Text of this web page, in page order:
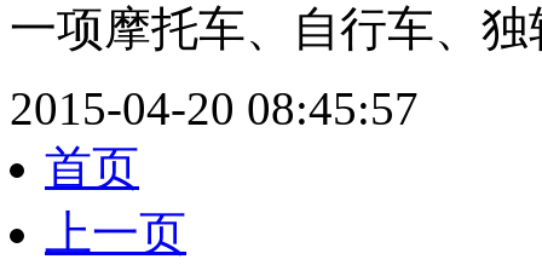
一项摩托车、自行车、独
2015-04-20 08:45:57
首页
上一页